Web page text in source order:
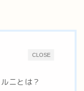
CLOSE
ニとは？